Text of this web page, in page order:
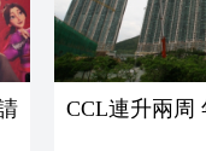
CCL連升兩周